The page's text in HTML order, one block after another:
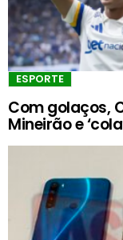
ESPORTE
Com golaços,
Mineirão e